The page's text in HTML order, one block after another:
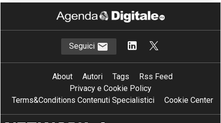
Seguici
About Autori Tags
Rss Feed
Privacy e Cookie Policy
Terms&Conditions Contenuti Specialistici
Cookie Center